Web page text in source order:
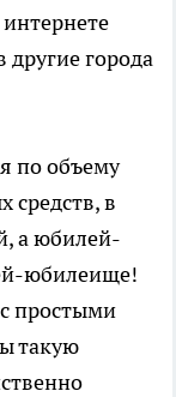
города
по объему
средств, в
а юбилей-
юбилеище!
простыми
такую